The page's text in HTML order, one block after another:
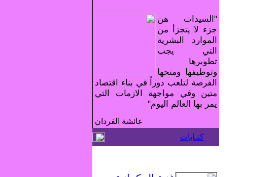
"السيدات هن
جزء لا يتجزأ من
الموارد البشرية
التي يجب
تطويرها
وتوظيفها ومنحها
الفرصة لتلعب دوراً في بناء اقتصاد
متين وفي مواجهة الازمات التي
يمر بها العالم اليوم"
عائشة الفردان
كتـابات